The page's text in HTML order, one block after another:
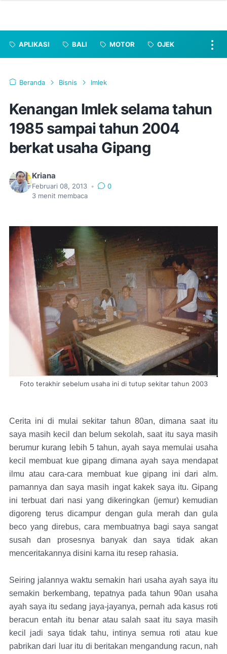
APLIKASI BALI MOTOR OJEK
Beranda Bisnis Imlek
Kenangan Imlek selama tahun
1985 sampai tahun 2004
berkat usaha Gipang
Kriana
Februari 08, 2013 •
0
3 menit membaca
Foto terakhir sebelum usaha ini di tutup sekitar tahun 2003
Cerita ini di mulai sekitar tahun 80an, dimana saat itu
saya masih kecil dan belum sekolah, saat itu saya masih
berumur kurang lebih 5 tahun, ayah saya memulai usaha
kecil membuat kue gipang dimana ayah saya mendapat
ilmu atau cara-cara membuat kue gipang ini dari alm.
pamannya dan saya masih ingat kakek saya itu. Gipang
ini terbuat dari nasi yang dikeringkan (jemur) kemudian
digoreng terus dicampur dengan gula merah dan gula
beco yang direbus, cara membuatnya bagi saya sangat
susah dan prosesnya banyak dan saya tidak akan
menceritakannya disini karna itu resep rahasia.
Seiring jalannya waktu semakin hari usaha ayah saya itu
semakin berkembang, tepatnya pada tahun 90an usaha
ayah saya itu sedang jaya-jayanya, pernah ada kasus roti
beracun entah itu benar atau salah saat itu saya masih
kecil jadi saya tidak tahu, intinya semua roti atau kue
pabrikan dari luar itu di beritakan mengandung racun, nah